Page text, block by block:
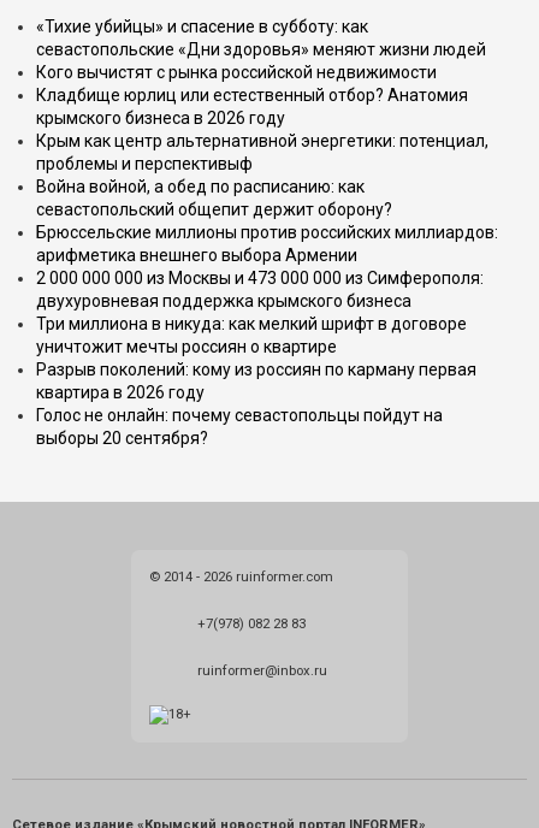
«Тихие убийцы» и спасение в субботу: как
севастопольские «Дни здоровья» меняют жизни людей
Кого вычистят с рынка российской недвижимости
Кладбище юрлиц или естественный отбор? Анатомия
крымского бизнеса в 2026 году
Крым как центр альтернативной энергетики: потенциал,
проблемы и перспективыф
Война войной, а обед по расписанию: как
севастопольский общепит держит оборону?
Брюссельские миллионы против российских миллиардов:
арифметика внешнего выбора Армении
2 000 000 000 из Москвы и 473 000 000 из Симферополя:
двухуровневая поддержка крымского бизнеса
Три миллиона в никуда: как мелкий шрифт в договоре
уничтожит мечты россиян о квартире
Разрыв поколений: кому из россиян по карману первая
квартира в 2026 году
Голос не онлайн: почему севастопольцы пойдут на
выборы 20 сентября?
© 2014 - 2026 ruinformer.com
+7(978) 082 28 83
ruinformer@inbox.ru